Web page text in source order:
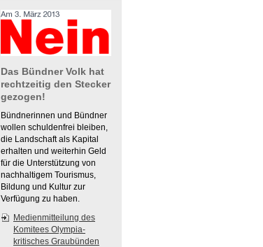
Das Bündner Volk hat
rechtzeitig den Stecker
gezogen!
Bündnerinnen und Bündner
wollen schuldenfrei bleiben,
die Landschaft als Kapital
erhalten und weiterhin Geld
für die Unterstützung von
nachhaltigem Tourismus,
Bildung und Kultur zur
Verfügung zu haben.
Medienmitteilung des
Komitees Olympia-
kritisches Graubünden